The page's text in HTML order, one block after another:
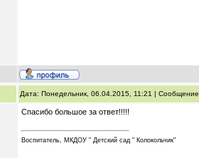
Дата: Понедельник, 06.04.2015, 11:21 |
Спасибо большое за ответ!!!!!
Воспитатель, МКДОУ " Детский сад " Колокольчик"